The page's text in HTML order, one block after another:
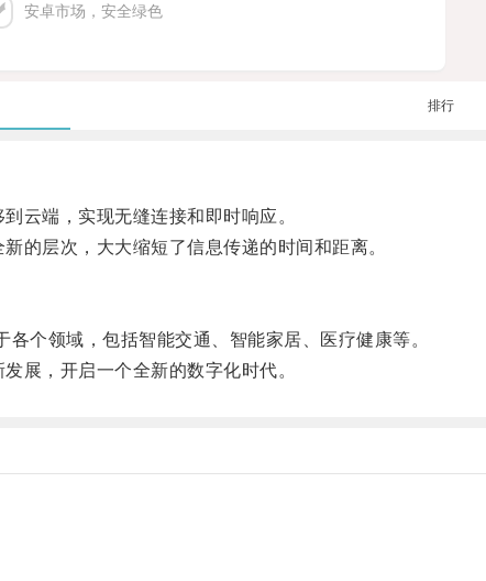
安卓市场，安全绿色
排行
云端，实现无缝连接和即时响应。
层次，大大缩短了信息传递的时间和距离。
个领域，包括智能交通、智能家居、医疗健康等。
展，开启一个全新的数字化时代。